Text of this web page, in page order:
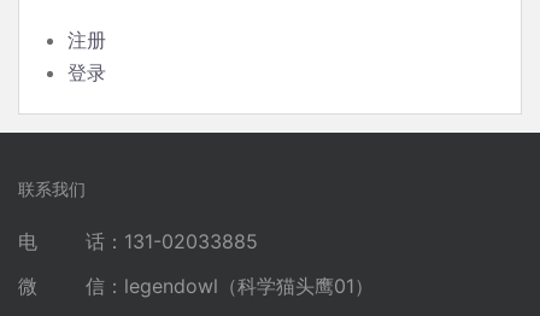
注册
登录
联系我们
电 话：131-02033885
微 信：legendowl（科学猫头鹰01）